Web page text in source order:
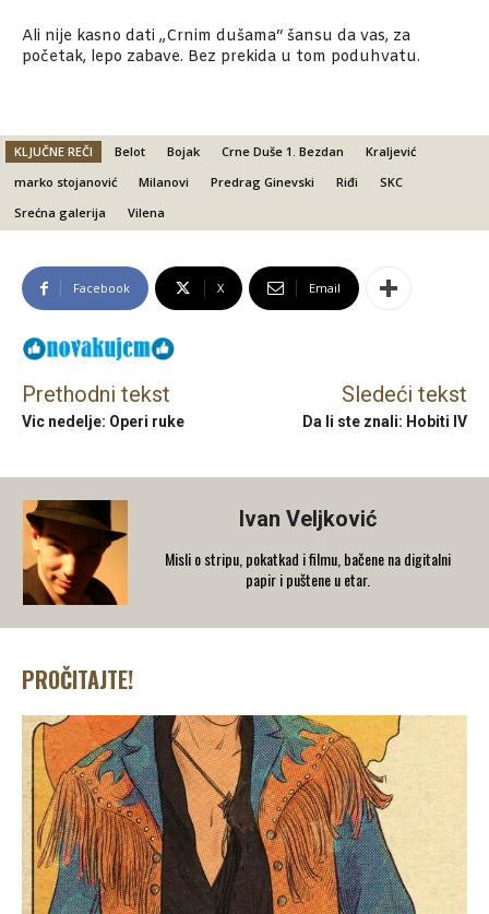
Ali nije kasno dati „Crnim dušama“ šansu da vas, za
početak, lepo zabave. Bez prekida u tom poduhvatu.
KLJUČNE REČI Belot Bojak Crne Duše 1. Bezdan
Kraljević
marko stojanović
Milanovi Predrag Ginevski Riđi
SKC
Srećna galerija
Vilena
Facebook X Email
Prethodni tekst
Vic nedelje: Operi ruke
Sledeći tekst
Da li ste znali: Hobiti IV
Ivan Veljković
Misli o stripu, pokatkad i filmu, bačene na digitalni
papir i puštene u etar.
PROČITAJTE!